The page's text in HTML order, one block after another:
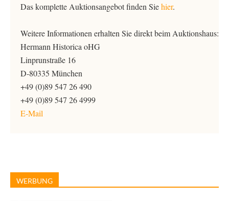
Das komplette Auktionsangebot finden Siehier.
Weitere Informationen erhalten Sie direkt beim Auktionshaus:
Hermann Historica oHG
Linprunstraße 16
D-80335 München
+49 (0)89 547 26 490
+49 (0)89 547 26 4999
E-Mail
WERBUNG